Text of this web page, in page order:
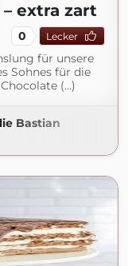
extra zart
0 Lecker
für unsere
Sohnes für die
(...)
Bastian